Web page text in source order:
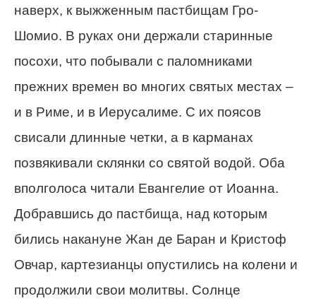
наверх, к выжженным пастбищам Гро-
Шомио. В руках они держали старинные
посохи, что побывали с паломниками
прежних времен во многих святых местах –
и в Риме, и в Иерусалиме. С их поясов
свисали длинные четки, а в карманах
позвякивали склянки со святой водой. Оба
вполголоса читали Евангелие от Иоанна.
Добравшись до пастбища, над которым
бились накануне Жан де Баран и Кристоф
Овчар, картезианцы опустились на колени и
продолжили свои молитвы. Солнце